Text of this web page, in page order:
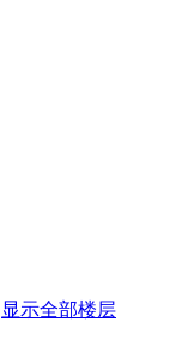
显示全部楼层